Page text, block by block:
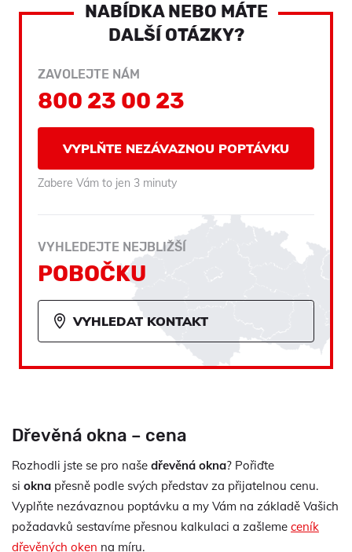
NABÍDKA NEBO MÁTE
DALŠÍ OTÁZKY?
ZAVOLEJTE NÁM
800 23 00 23
VYPLŇTE NEZÁVAZNOU POPTÁVKU
Zabere Vám to jen 3 minuty
VYHLEDEJTE NEJBLIŽŠÍ
POBOČKU
VYHLEDAT KONTAKT
Dřevěná okna – cena
Rozhodli jste se pro naše dřevěná okna? Pořiďte
si okna přesně podle svých představ za přijatelnou cenu.
Vyplňte nezávaznou poptávku a my Vám na základě Vašich
požadavků sestavíme přesnou kalkulaci a zašleme ceník
dřevěných oken na míru.